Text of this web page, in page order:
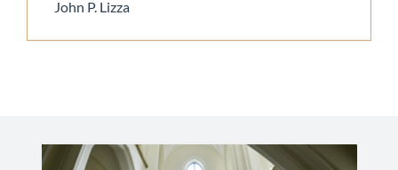
John P. Lizza